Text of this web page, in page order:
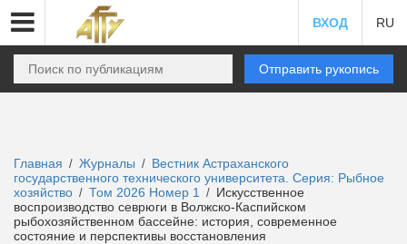
ВХОД RU
Отправить рукопись
Главная / Журналы / Вестник Астраханского
государственного технического университета. Серия: Рыбное
хозяйство / Том 2026 Номер 1 / Искусственное
воспроизводство севрюги в Волжско-Каспийском
рыбохозяйственном бассейне: история, современное
состояние и перспективы восстановления